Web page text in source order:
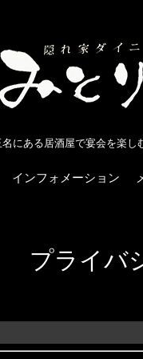
名にある居酒屋で宴会を楽し
インフォメーション
プライバ